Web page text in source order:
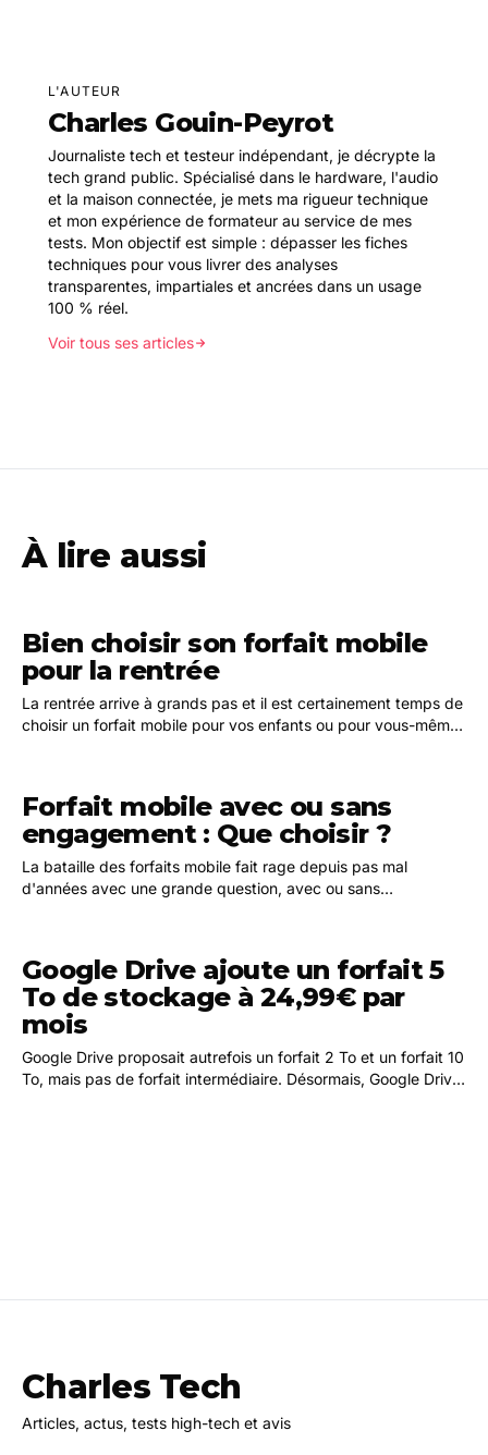
L'AUTEUR
Charles Gouin-Peyrot
Journaliste tech et testeur indépendant, je décrypte la
tech grand public. Spécialisé dans le hardware, l'audio
et la maison connectée, je mets ma rigueur technique
et mon expérience de formateur au service de mes
tests. Mon objectif est simple : dépasser les fiches
techniques pour vous livrer des analyses
transparentes, impartiales et ancrées dans un usage
100 % réel.
Voir tous ses articles
À lire aussi
Bien choisir son forfait mobile
pour la rentrée
La rentrée arrive à grands pas et il est certainement temps de
choisir un forfait mobile pour vos enfants ou pour vous-même.
Forfait mobile avec ou sans
engagement : Que choisir ?
La bataille des forfaits mobile fait rage depuis pas mal
d'années avec une grande question, avec ou sans
Google Drive ajoute un forfait 5
To de stockage à 24,99€ par
mois
Google Drive proposait autrefois un forfait 2 To et un forfait 10
To, mais pas de forfait intermédiaire. Désormais, Google Drive
Charles Tech
Articles, actus, tests high-tech et avis